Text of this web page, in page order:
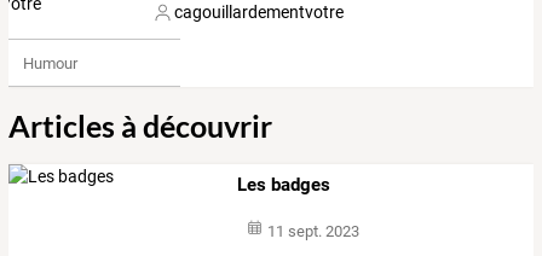
cagouillardementvotre
Humour
Articles à découvrir
Les badges
11 sept. 2023